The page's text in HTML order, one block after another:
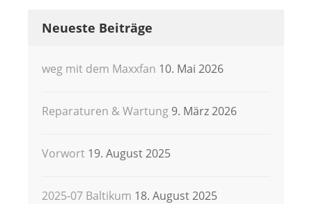
Neueste Beiträge
weg mit dem Maxxfan 10. Mai 2026
Reparaturen & Wartung 9. März 2026
Vorwort 19. August 2025
2025-07 Baltikum 18. August 2025